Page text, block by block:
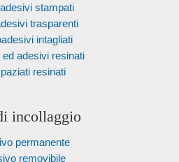
stampati
trasparenti
intagliati
ed adesivi resinati
resinati
incollaggio
permanente
removibile